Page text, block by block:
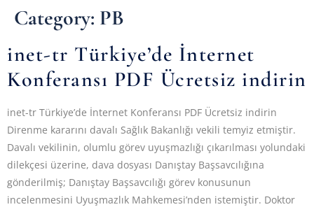
Category: PB
inet-tr Türkiye’de İnternet
Konferansı PDF Ücretsiz indirin
inet-tr Türkiye’de İnternet Konferansı PDF Ücretsiz indirin
Direnme kararını davalı Sağlık Bakanlığı vekili temyiz etmiştir.
Davalı vekilinin, olumlu görev uyuşmazlığı çıkarılması yolundaki
dilekçesi üzerine, dava dosyası Danıştay Başsavcılığına
gönderilmiş; Danıştay Başsavcılığı görev konusunun
incelenmesini Uyuşmazlık Mahkemesi’nden istemiştir. Doktor